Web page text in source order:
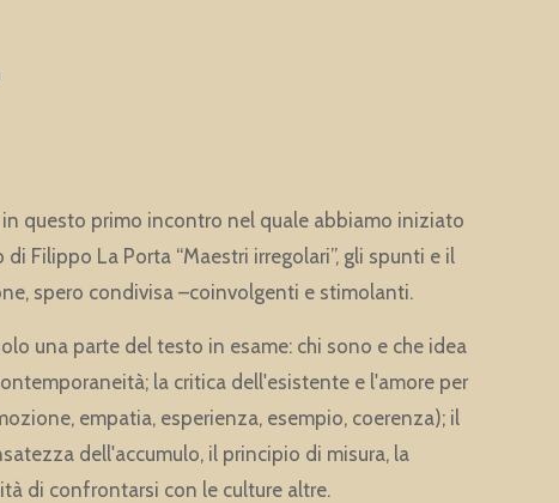
questo primo incontro nel quale abbiamo iniziato
Filippo La Porta “Maestri irregolari”, gli spunti e il
spero condivisa –coinvolgenti e stimolanti.
una parte del testo in esame: chi sono e che idea
la critica dell'esistente e l'amore per
empatia, esperienza, esempio, coerenza); il
dell'accumulo, il principio di misura, la
di confrontarsi con le culture altre.